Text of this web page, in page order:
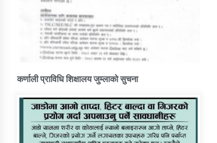
कर्णाली प्राविधि शिक्षालय जुम्लाको सुचना